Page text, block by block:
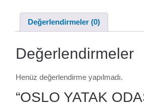
Değerlendirmeler (0)
Değerlendirmeler
Henüz değerlendirme yapılmadı.
“OSLO YATAK